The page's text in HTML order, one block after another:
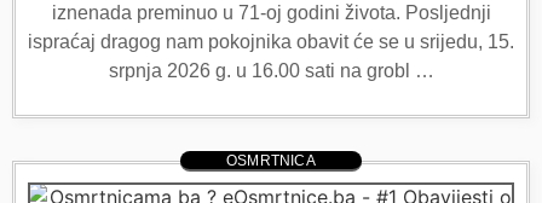
iznenada preminuo u 71-oj godini života. Posljednji
ispraćaj dragog nam pokojnika obavit će se u srijedu, 15.
srpnja 2026 g. u 16.00 sati na grobl …
OSMRTNICA